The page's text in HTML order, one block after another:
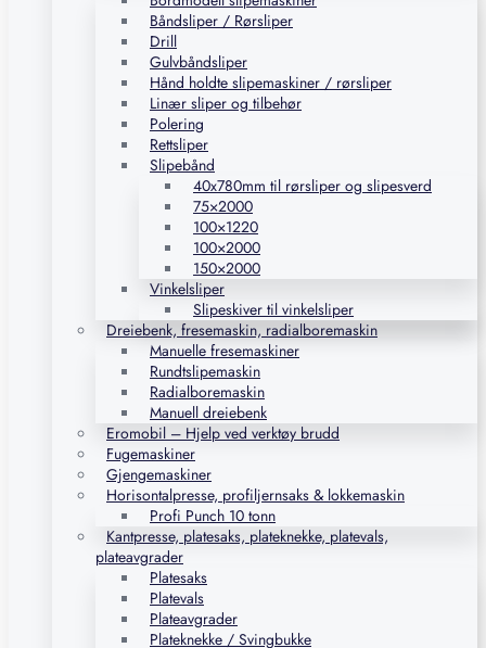
Båndsliper / Rørsliper
Drill
Gulvbåndsliper
Hånd holdte slipemaskiner / rørsliper
Linær sliper og tilbehør
Polering
Rettsliper
Slipebånd
40x780mm til rørsliper og slipesverd
75×2000
100×1220
100×2000
150×2000
Vinkelsliper
Slipeskiver til vinkelsliper
Dreiebenk, fresemaskin, radialboremaskin
Manuelle fresemaskiner
Rundtslipemaskin
Radialboremaskin
Manuell dreiebenk
Eromobil – Hjelp ved verktøy brudd
Fugemaskiner
Gjengemaskiner
Horisontalpresse, profiljernsaks & lokkemaskin
Profi Punch 10 tonn
Kantpresse, platesaks, plateknekke, platevals,
plateavgrader
Platesaks
Platevals
Plateavgrader
Plateknekke / Svingbukke